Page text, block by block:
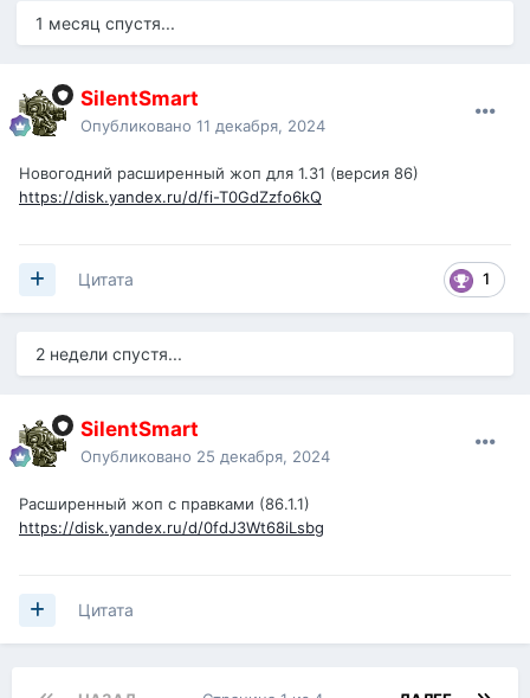
1 месяц спустя...
SilentSmart
Опубликовано 11 декабря, 2024
Новогодний расширенный жоп для 1.31 (версия 86)
https://disk.yandex.ru/d/fi-T0GdZzfo6kQ
1
Цитата
2 недели спустя...
SilentSmart
Опубликовано 25 декабря, 2024
Расширенный жоп с правками (86.1.1)
https://disk.yandex.ru/d/0fdJ3Wt68iLsbg
Цитата